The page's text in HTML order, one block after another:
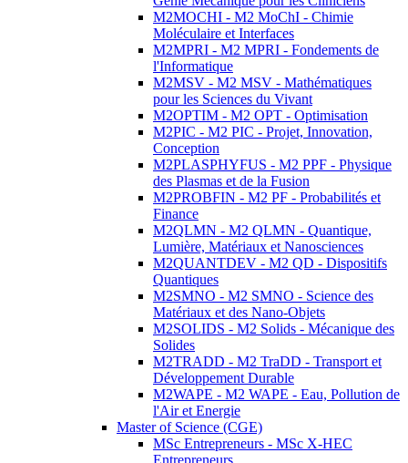
M2MOCHI - M2 MoChI - Chimie
Moléculaire et Interfaces
M2MPRI - M2 MPRI - Fondements de
l'Informatique
M2MSV - M2 MSV - Mathématiques
pour les Sciences du Vivant
M2OPTIM - M2 OPT - Optimisation
M2PIC - M2 PIC - Projet, Innovation,
Conception
M2PLASPHYFUS - M2 PPF - Physique
des Plasmas et de la Fusion
M2PROBFIN - M2 PF - Probabilités et
Finance
M2QLMN - M2 QLMN - Quantique,
Lumière, Matériaux et Nanosciences
M2QUANTDEV - M2 QD - Dispositifs
Quantiques
M2SMNO - M2 SMNO - Science des
Matériaux et des Nano-Objets
M2SOLIDS - M2 Solids - Mécanique des
Solides
M2TRADD - M2 TraDD - Transport et
Développement Durable
M2WAPE - M2 WAPE - Eau, Pollution de
l'Air et Energie
Master of Science (CGE)
MSc Entrepreneurs - MSc X-HEC
Entrepreneurs